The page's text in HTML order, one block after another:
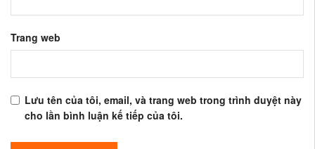
Trang web
Lưu tên của tôi, email, và trang web trong trình duyệt này
cho lần bình luận kế tiếp của tôi.